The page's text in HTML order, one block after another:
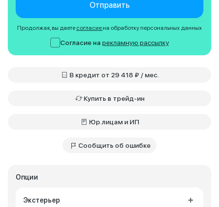
Опции
Экстерьер
Отправить
Продолжая, вы даете согласие на обработку персональных данных
Согласие на рекламную рассылку
В кредит от 29 418 ₽ / мес.
Купить в трейд-ин
Юр.лицам и ИП
Сообщить об ошибке